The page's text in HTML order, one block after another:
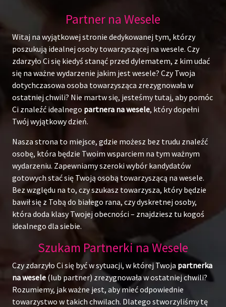
Partner na Wesele
Witaj na wyjątkowej stronie dedykowanej tym, którzy
poszukują idealnej osoby towarzyszącej na wesele. Czy
zdarzyło Ci się kiedyś stanąć przed dylematem, z kim udać
się na ważne wydarzenie jakim jest wesele? Czy Twoja
dotychczasowa osoba towarzysząca zrezygnowała w
ostatniej chwili? Nie martw się, jesteśmy tutaj, aby pomóc
Ci znaleźć idealnego partnera na wesele, który dopełni
Twój wyjątkowy dzień.
Nasza strona to miejsce, gdzie możesz bez trudu znaleźć
osobę, która będzie Twoim wsparciem na tym ważnym
wydarzeniu. Zapewniamy szeroki wybór kandydatów
gotowych stać się Twoją osobą towarzyszącą na wesele.
Bez względu na to, czy szukasz towarzysza, który będzie
bawił się z Tobą do białego rana, czy dyskretnej osoby,
która doda klasy Twojej obecności – znajdziesz tu kogoś
idealnego dla siebie.
Szukam Partnerki na Wesele
Czy zdarzyło Ci się być w sytuacji, w której Twoja partnerka
na wesele (lub partner) zrezygnowała w ostatniej chwili?
Rozumiemy, jak ważne jest, aby mieć odpowiednie
towarzystwo w takich chwilach. Dlatego stworzyliśmy tę